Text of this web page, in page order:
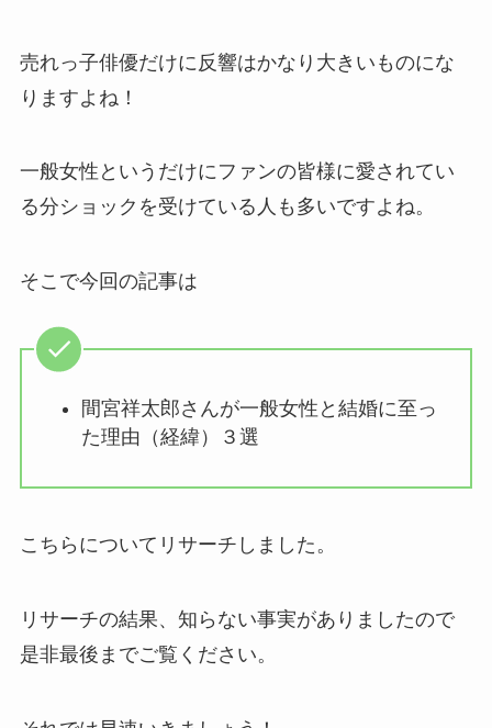
売れっ子俳優だけに反響はかなり大きいものにな
りますよね！
一般女性というだけにファンの皆様に愛されてい
る分ショックを受けている人も多いですよね。
そこで今回の記事は
間宮祥太郎さんが一般女性と結婚に至っ
た理由（経緯）３選
こちらについてリサーチしました。
リサーチの結果、知らない事実がありましたので
是非最後までご覧ください。